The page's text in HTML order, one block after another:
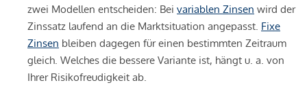
zwei Modellen entscheiden: Bei variablen Zinsen wird der
Zinssatz laufend an die Marktsituation angepasst. Fixe
Zinsen bleiben dagegen für einen bestimmten Zeitraum
gleich. Welches die bessere Variante ist, hängt u. a. von
Ihrer Risikofreudigkeit ab.